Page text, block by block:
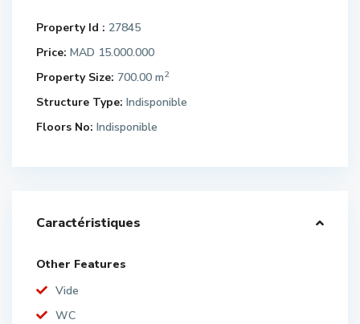
Property Id : 27845
Price: MAD 15.000.000
Property Size: 700.00 m2
Structure Type: Indisponible
Floors No: Indisponible
Caractéristiques
Other Features
Vide
WC